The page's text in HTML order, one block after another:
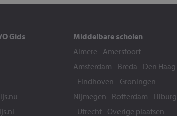
Gids
Middelbare scholen
Almere - Amersfoort -
Amsterdam - Breda - Den Haag
- Eindhoven - Groningen -
Nijmegen - Rotterdam -Tilburg
- Utrecht - Overige plaatsen